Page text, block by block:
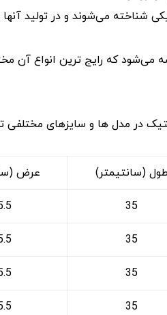
شناخته می‌شوند و در تولید
می‌شود که رایج ترین انواع آن
در مدل ها و سایزهای مختلفی
طول (سانتیمتر) عرض
35
35
35
35